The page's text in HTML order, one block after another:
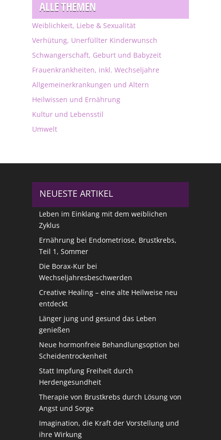
ALLE THEMEN
Weiblichkeit, Liebe & Sexualität
Verhütung, Unerfüllter Kinderwunsch
Schwangerschaft, Geburt und Babyzeit
Frauenkrankheiten, inkl. Wechseljahre
Allgemeinerkrankungen und Altern
Heilwissen und Ernährung
Kultur und Lebensstil
Umwelt
NEUESTE ARTIKEL
Leben im Einklang mit dem weiblichen
Zyklus
Ernährung bei Endometriose, Brustkrebs,
Teil 1, Sommer
Die Borax-Kur bei
Wechseljahresbeschwerden
Creative Healing – eine alte Heilweise neu
entdeckt
Länger jung und gesund das Leben
genießen
Neue hormonfreie Behandlungsoption bei
Scheidentrockenheit
Statt Impfung Freiheit durch
Herdengesundheit
Therapie von Brustkrebs durch Lösung von
Angst und Sorge
Imagination, die Kraft der Vorstellung und
ihre Wirkung